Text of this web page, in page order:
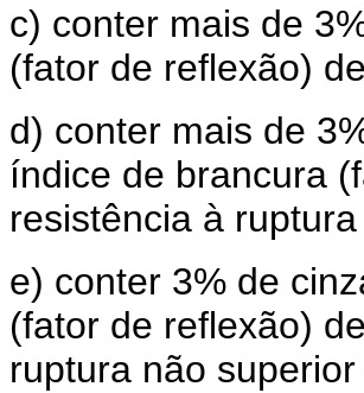
c) conter mais de
(fator de reflexão)
d) conter mais de
índice de brancura
resistência à
e) conter 3% de
(fator de reflexão)
ruptura não